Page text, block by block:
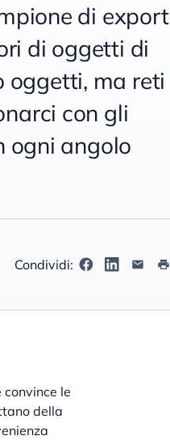
di export
di oggetti di
oggetti, ma reti
con gli
ogni angolo
Condividi:
le
della